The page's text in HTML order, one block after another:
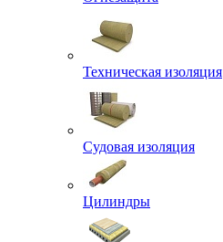
Техническая изоляция
Судовая изоляция
Цилиндры